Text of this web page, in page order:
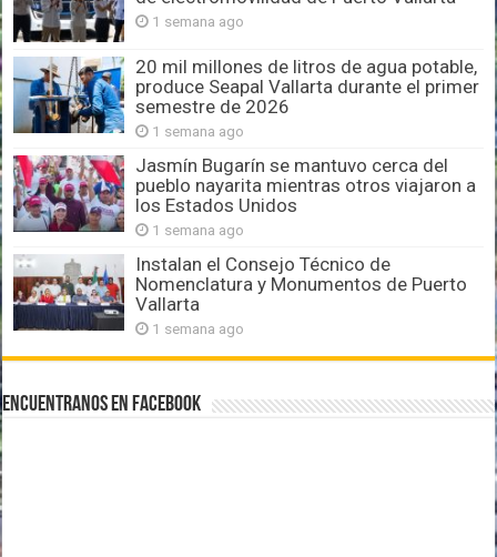
1 semana ago
20 mil millones de litros de agua potable,
produce Seapal Vallarta durante el primer
semestre de 2026
1 semana ago
Jasmín Bugarín se mantuvo cerca del
pueblo nayarita mientras otros viajaron a
los Estados Unidos
1 semana ago
Instalan el Consejo Técnico de
Nomenclatura y Monumentos de Puerto
Vallarta
1 semana ago
Encuentranos en Facebook